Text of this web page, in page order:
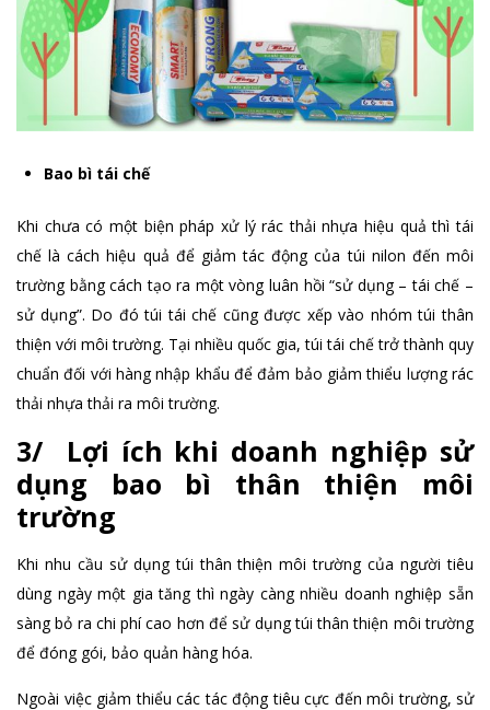
Bao bì tái chế
Khi chưa có một biện pháp xử lý rác thải nhựa hiệu quả thì tái
chế là cách hiệu quả để giảm tác động của túi nilon đến môi
trường bằng cách tạo ra một vòng luân hồi “sử dụng – tái chế –
sử dụng”. Do đó túi tái chế cũng được xếp vào nhóm túi thân
thiện với môi trường. Tại nhiều quốc gia, túi tái chế trở thành quy
chuẩn đối với hàng nhập khẩu để đảm bảo giảm thiểu lượng rác
thải nhựa thải ra môi trường.
3/ Lợi ích khi doanh nghiệp sử
dụng bao bì thân thiện môi
trường
Khi nhu cầu sử dụng túi thân thiện môi trường của người tiêu
dùng ngày một gia tăng thì ngày càng nhiều doanh nghiệp sẵn
sàng bỏ ra chi phí cao hơn để sử dụng túi thân thiện môi trường
để đóng gói, bảo quản hàng hóa.
Ngoài việc giảm thiểu các tác động tiêu cực đến môi trường, sử